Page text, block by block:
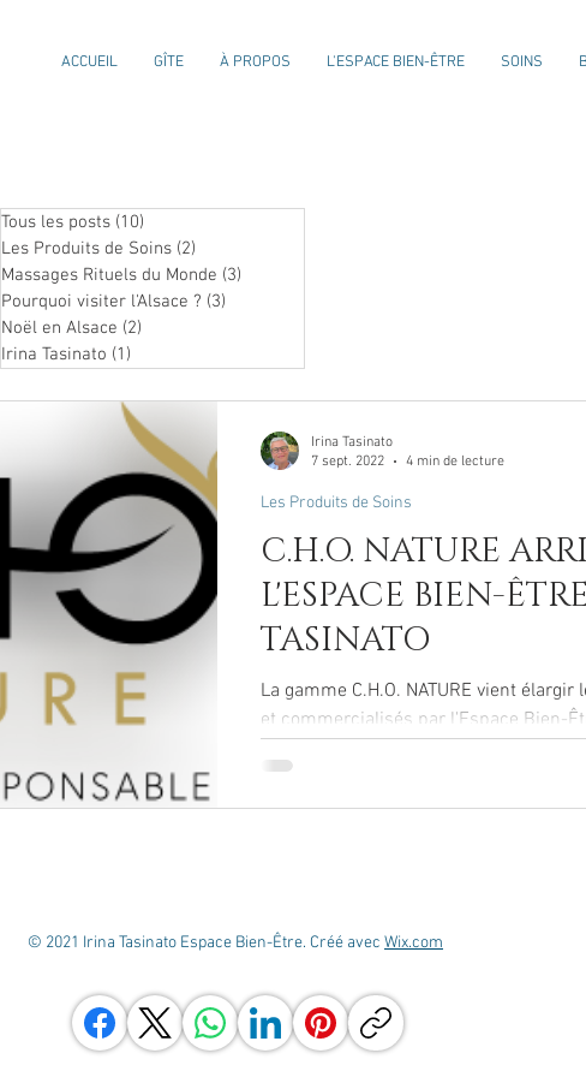
ACCUEIL GÎTE À PROPOS L'ESPACE BIEN-ÊTRE SOINS
C.H.O. NATURE
L'ESPACE BIEN-
TASINATO
La gamme C.H.O. NATURE vient
et commercialisés par l'Espace Bien-
Les Produits de Soins
Irina Tasinato
7 sept. 2022
4 min de lecture
Tous les posts (10)
Les Produits de Soins (2)
Massages Rituels du Monde (3)
Pourquoi visiter l'Alsace ? (3)
Noël en Alsace (2)
Irina Tasinato (1)
© 2021 Irina Tasinato Espace Bien-Être. Créé avec Wix.com